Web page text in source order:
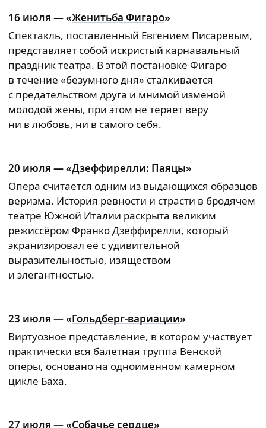
16 июля — «Женитьба Фигаро»
Спектакль, поставленный Евгением Писаревым,
представляет собой искристый карнавальный
праздник театра. В этой постановке Фигаро
в течение «безумного дня» сталкивается
с предательством друга и мнимой изменой
молодой жены, при этом не теряет веру
ни в любовь, ни в самого себя.
20 июля — «Дзеффирелли: Паяцы»
Опера считается одним из выдающихся образцов
веризма. История ревности и страсти в бродячем
театре Южной Италии раскрыта великим
режиссёром Франко Дзеффирелли, который
экранизировал её с удивительной
выразительностью, изяществом
и элегантностью.
23 июля — «Гольдберг-вариации»
Виртуозное представление, в котором участвует
практически вся балетная труппа Венской
оперы, основано на одноимённом камерном
цикле Баха.
27 июля — «Собачье сердце»